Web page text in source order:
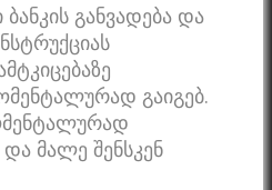
ბანკის განვადება და
გაიგებ.
მალე შენსკენ